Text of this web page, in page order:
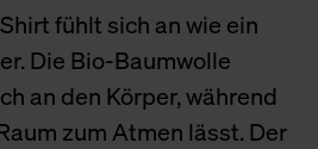
fühlt sich an wie ein
Die Bio-Baumwolle
an den Körper, während
zum Atmen lässt. Der